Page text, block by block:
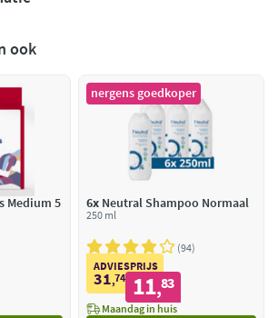
ook
Medium 5
nergens goedkoper
6x Neutral Shampoo Normaal
250 ml
94
ADVIESPRIJS
31,74 11,83
Maandag in huis